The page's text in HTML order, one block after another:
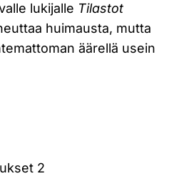
lukijalle Tilastot
huimausta, mutta
äärellä usein
2